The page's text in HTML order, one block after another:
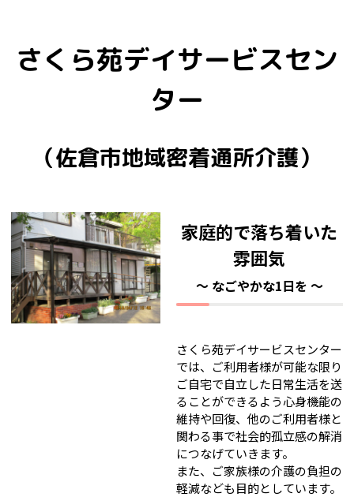
さくら苑デイサービスセン
ター
（佐倉市地域密着通所介護）
家庭的で落ち着いた
雰囲気
～ なごやかな1日を ～
さくら苑デイサービスセンター
では、ご利用者様が可能な限り
ご自宅で自立した日常生活を送
ることができるよう心身機能の
維持や回復、他のご利用者様と
関わる事で社会的孤立感の解消
につなげていきます。
また、ご家族様の介護の負担の
軽減なども目的としています。